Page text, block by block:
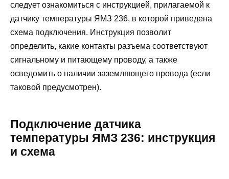
следует ознакомиться с инструкцией, прилагаемой к
датчику температуры ЯМЗ 236, в которой приведена
схема подключения. Инструкция позволит
определить, какие контакты разъема соответствуют
сигнальному и питающему проводу, а также
осведомить о наличии заземляющего провода (если
таковой предусмотрен).
Подключение датчика
температуры ЯМЗ 236: инструкция
и схема